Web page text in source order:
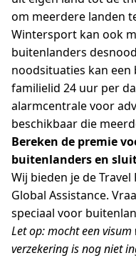
om meerdere landen
Wintersport kan ook
buitenlanders
noodsituaties kan
familielid 24 uur per
alarmcentrale voor
beschikbaar die
Bereken de premie
buitenlanders en
Wij bieden je de
Global Assistance.
speciaal voor
Let op: mocht een
verzekering is nog niet